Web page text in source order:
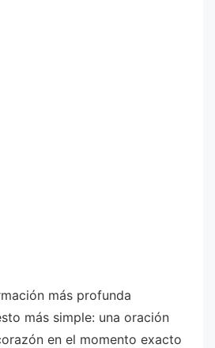
más profunda
más simple: una oración
en el momento exacto